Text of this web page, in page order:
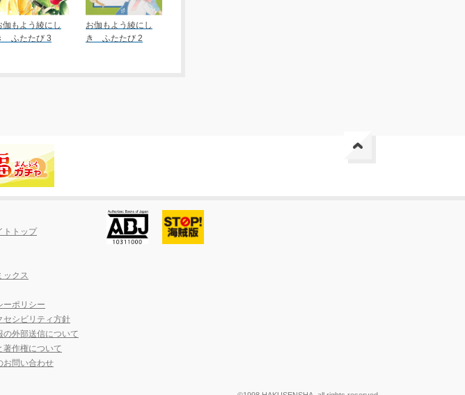
伽もよう綾にし
ふたたび 3
お伽もよう綾にし
き ふたたび 2
トトップ
ックス
ーポリシー
セシビリティ方針
の外部送信について
著作権について
お問い合わせ